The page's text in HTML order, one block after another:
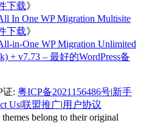
下载》
In One WP Migration Multisite
下载》
in-One WP Migration Unlimited
+ v7.73 – 最好的WordPress备
证: 粤ICP备2021156486号|新手
Us|联盟推广|用户协议
belong to their original